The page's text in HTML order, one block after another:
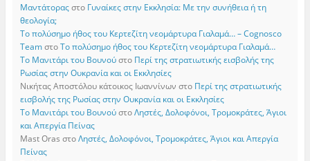
Μαντάτοραςστο Γυναίκες στην Εκκλησία: Με την συνήθεια ή τη
θεολογία;
Το πολύσημο ήθος του Κερτεζίτη νεομάρτυρα Γιαλαμά… – Cognosco
TeamστοΤο πολύσημο ήθος του Κερτεζίτη νεομάρτυρα Γιαλαμά…
Το Μανιτάρι του Βουνούστο Περί της στρατιωτικής εισβολής της
Ρωσίας στην Ουκρανία και οι Εκκλησίες
Νικήτας Αποστόλου κάτοικος Ιωαννίνων στο Περί της στρατιωτικής
εισβολής της Ρωσίας στην Ουκρανία και οι Εκκλησίες
Το Μανιτάρι του ΒουνούστοΛηστές, Δολοφόνοι, Τρομοκράτες, Άγιοι
και Απεργία Πείνας
Mast Oras στοΛηστές, Δολοφόνοι, Τρομοκράτες, Άγιοι και Απεργία
Πείνας